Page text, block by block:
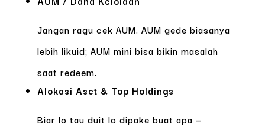
Jangan ragu cek AUM. AUM gede biasanya
lebih likuid; AUM mini bisa bikin masalah
saat redeem.
Alokasi Aset & Top Holdings
Biar lo tau duit lo dipake buat apa —